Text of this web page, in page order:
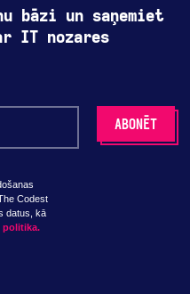
bāzi un saņemiet
IT nozares
Codest
datus, kā
politika.